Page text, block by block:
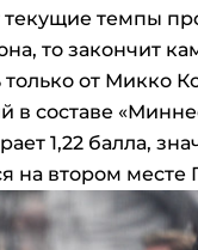
темпы
то закончит
только от Микко
в составе
1,22 балла,
на втором месте